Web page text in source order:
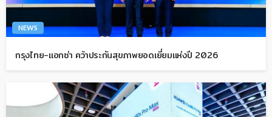
NEWS
กรุงไทย-แอกซ่า คว้าประกันสุขภาพยอดเยี่ยมแห่งปี 2026